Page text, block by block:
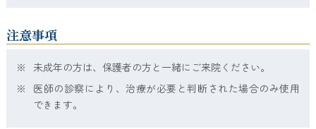
注意事項
※
未成年の方は、保護者の方と一緒にご来院ください。
※
医師の診察により、治療が必要と判断された場合のみ使用
できます。